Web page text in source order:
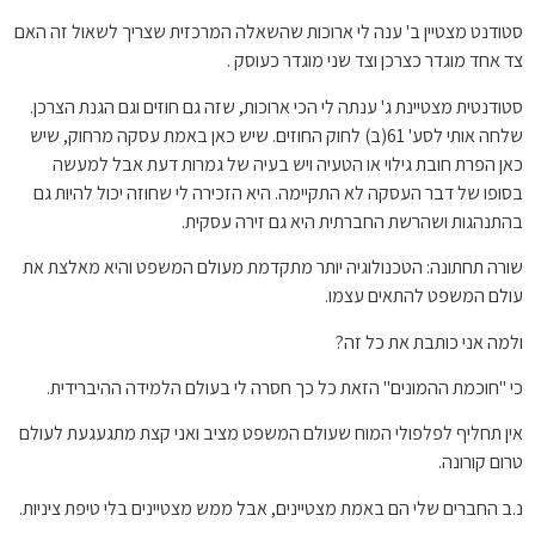
סטודנט מצטיין ב' ענה לי ארוכות שהשאלה המרכזית שצריך לשאול זה האם
צד אחד מוגדר כצרכן וצד שני מוגדר כעוסק .
סטודנטית מצטיינת ג' ענתה לי הכי ארוכות, שזה גם חוזים וגם הגנת הצרכן.
שלחה אותי לסע' 61(ב) לחוק החוזים. שיש כאן באמת עסקה מרחוק, שיש
כאן הפרת חובת גילוי או הטעיה ויש בעיה של גמרות דעת אבל למעשה
בסופו של דבר העסקה לא התקיימה. היא הזכירה לי שחוזה יכול להיות גם
בהתנהגות ושהרשת החברתית היא גם זירה עסקית.
שורה תחתונה: הטכנולוגיה יותר מתקדמת מעולם המשפט והיא מאלצת את
עולם המשפט להתאים עצמו.
ולמה אני כותבת את כל זה?
כי "חוכמת ההמונים" הזאת כל כך חסרה לי בעולם הלמידה ההיברידית.
אין תחליף לפלפולי המוח שעולם המשפט מציב ואני קצת מתגעגעת לעולם
טרום קורונה.
נ.ב החברים שלי הם באמת מצטיינים, אבל ממש מצטיינים בלי טיפת ציניות.